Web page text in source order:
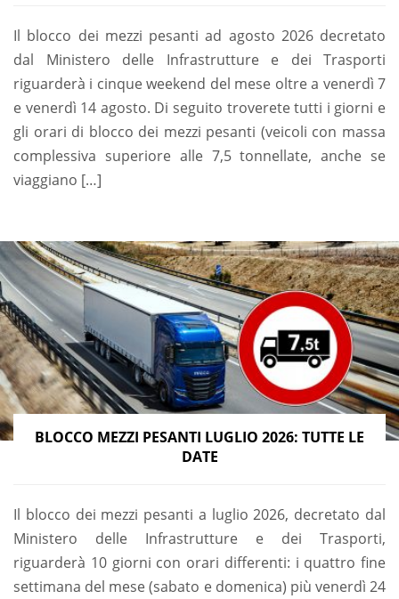
Il blocco dei mezzi pesanti ad agosto 2026 decretato
dal Ministero delle Infrastrutture e dei Trasporti
riguarderà i cinque weekend del mese oltre a venerdì 7
e venerdì 14 agosto. Di seguito troverete tutti i giorni e
gli orari di blocco dei mezzi pesanti (veicoli con massa
complessiva superiore alle 7,5 tonnellate, anche se
viaggiano […]
BLOCCO MEZZI PESANTI LUGLIO 2026: TUTTE LE
DATE
Il blocco dei mezzi pesanti a luglio 2026, decretato dal
Ministero delle Infrastrutture e dei Trasporti,
riguarderà 10 giorni con orari differenti: i quattro fine
settimana del mese (sabato e domenica) più venerdì 24